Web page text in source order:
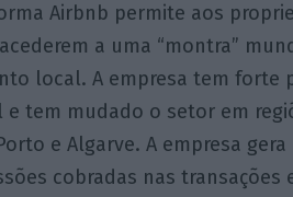
Airbnb permite aos
a uma “montra”
local. A empresa tem forte
e tem mudado o setor em
e Algarve. A empresa
cobradas nas transações